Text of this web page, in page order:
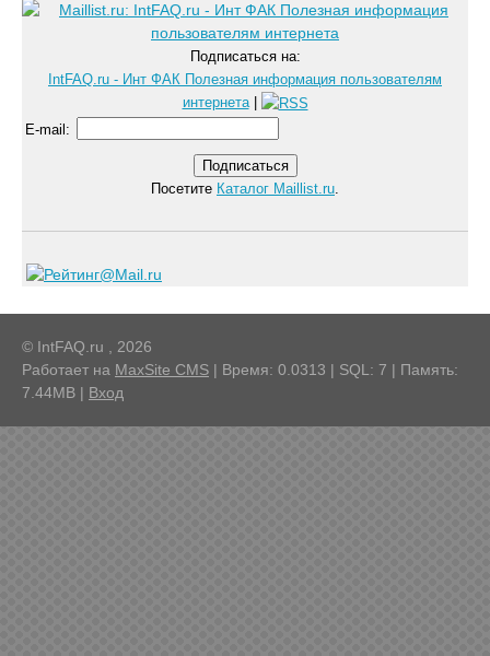
Подписаться на:
IntFAQ.ru - Инт ФАК Полезная информация пользователям
интернета|
E-mail :
Посетите Каталог Maillist.ru.
© IntFAQ.ru , 2026
Работает на MaxSite CMS | Время: 0.0313 | SQL: 7 | Память:
7.44MB | Вход